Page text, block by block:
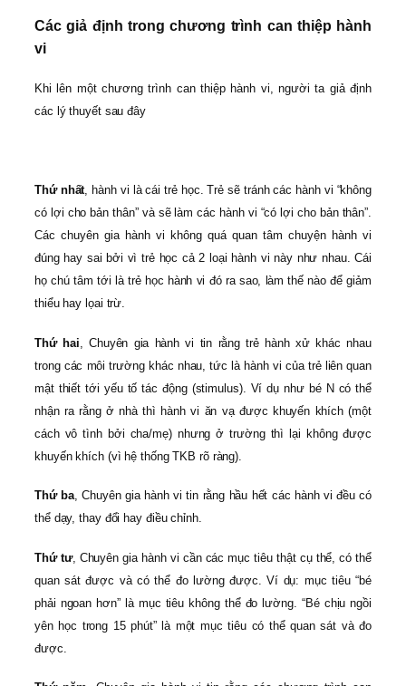
Các giả định trong chương trình can thiệp hành
vi
Khi lên một chương trình can thiệp hành vi, người ta giả định
các lý thuyết sau đây
Thứ nhất, hành vi là cái trẻ học. Trẻ sẽ tránh các hành vi “không
có lợi cho bản thân” và sẽ làm các hành vi “có lợi cho bản thân”.
Các chuyên gia hành vi không quá quan tâm chuyện hành vi
đúng hay sai bởi vì trẻ học cả 2 loại hành vi này như nhau. Cái
họ chú tâm tới là trẻ học hành vi đó ra sao, làm thế nào để giảm
thiểu hay lọai trừ.
Thứ hai , Chuyên gia hành vi tin rằng trẻ hành xử khác nhau
trong các môi trường khác nhau, tức là hành vi của trẻ liên quan
mật thiết tới yếu tố tác động (stimulus). Ví dụ như bé N có thể
nhận ra rằng ở nhà thì hành vi ăn vạ được khuyến khích (một
cách vô tình bởi cha/mẹ) nhưng ở trường thì lại không được
khuyến khích (vì hệ thống TKB rõ ràng).
Thứ ba, Chuyên gia hành vi tin rằng hầu hết các hành vi đều có
thể dạy, thay đổi hay điều chỉnh.
Thứ tư, Chuyên gia hành vi cần các mục tiêu thật cụ thể, có thể
quan sát được và có thể đo lường được. Ví dụ: mục tiêu “bé
phải ngoan hơn” là mục tiêu không thể đo lường. “Bé chịu ngồi
yên học trong 15 phút” là một mục tiêu có thể quan sát và đo
được.